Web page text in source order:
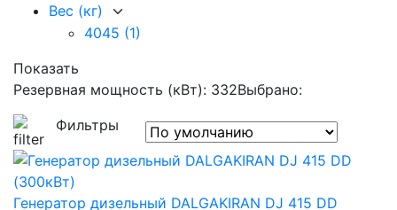
Вес (кг)
4045 (1)
Показать
Резервная мощность (кВт): 332Выбрано:
Фильтры
Генератор дизельный DALGAKIRAN DJ 415 DD